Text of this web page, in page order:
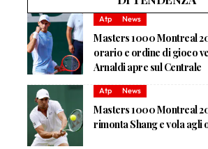
Atp News
Masters 1000 Montreal
orario e ordine di gioco
Arnaldi apre sul Centrale
Atp News
Masters 1000 Montreal
rimonta Shang e vola agli